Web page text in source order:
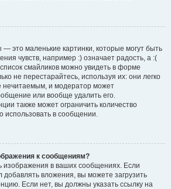
это маленькие картинки, которые могут быть
чувств, например :) означает радость, а :(
смайликов можно увидеть в форме
не перестарайтесь, используя их: они легко
нечитаемым, и модератор может
или вообще удалить его.
также может ограничить количество
использовать в сообщении.
к сообщениям?
в ваших сообщениях. Если
вложения, вы можете загрузить
Если нет, вы должны указать ссылку на